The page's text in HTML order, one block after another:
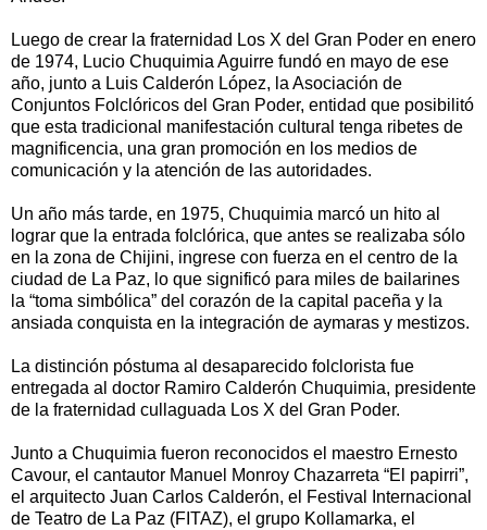
Luego de crear la fraternidad Los X del Gran Poder en enero
de 1974, Lucio Chuquimia Aguirre fundó en mayo de ese
año, junto a Luis Calderón López, la Asociación de
Conjuntos Folclóricos del Gran Poder, entidad que posibilitó
que esta tradicional manifestación cultural tenga ribetes de
magnificencia, una gran promoción en los medios de
comunicación y la atención de las autoridades.
Un año más tarde, en 1975, Chuquimia marcó un hito al
lograr que la entrada folclórica, que antes se realizaba sólo
en la zona de Chijini, ingrese con fuerza en el centro de la
ciudad de La Paz, lo que significó para miles de bailarines
la “toma simbólica” del corazón de la capital paceña y la
ansiada conquista en la integración de aymaras y mestizos.
La distinción póstuma al desaparecido folclorista fue
entregada al doctor Ramiro Calderón Chuquimia, presidente
de la fraternidad cullaguada Los X del Gran Poder.
Junto a Chuquimia fueron reconocidos el maestro Ernesto
Cavour, el cantautor Manuel Monroy Chazarreta “El papirri”,
el arquitecto Juan Carlos Calderón, el Festival Internacional
de Teatro de La Paz (FITAZ), el grupo Kollamarka, el